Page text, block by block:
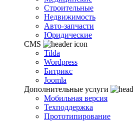
Строительные
Недвижимость
Авто-запчасти
Юридические
CMS
Tilda
Wordpress
Битрикс
Joomla
Дополнительные услуги
Мобильная версия
Техподдержка
Прототипирование